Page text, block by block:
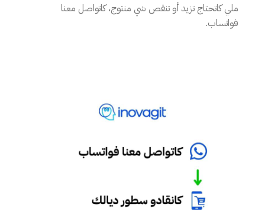
ملي كاتحتاج تزيد أو تنقص شي منتوج، كاتواصل معنا
فواتساب.